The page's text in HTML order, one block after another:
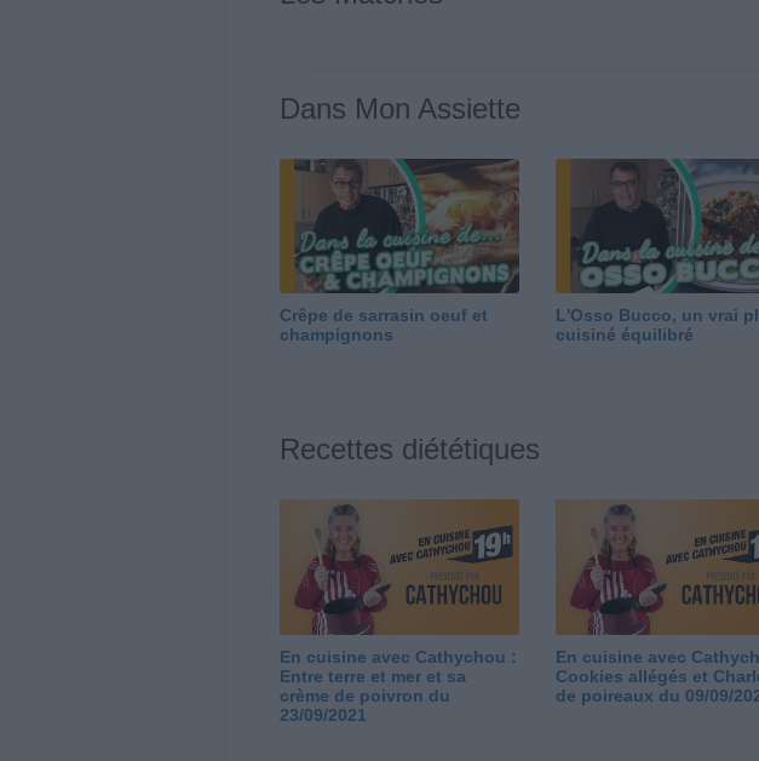
Dans Mon Assiette
Crêpe de sarrasin oeuf et
champignons
L'Osso Bucco, un vrai
cuisiné équilibré
Recettes diététiques
En cuisine avec Cathychou :
Entre terre et mer et sa
crème de poivron du
23/09/2021
En cuisine avec
Cookies allégés et
de poireaux du 09/09/